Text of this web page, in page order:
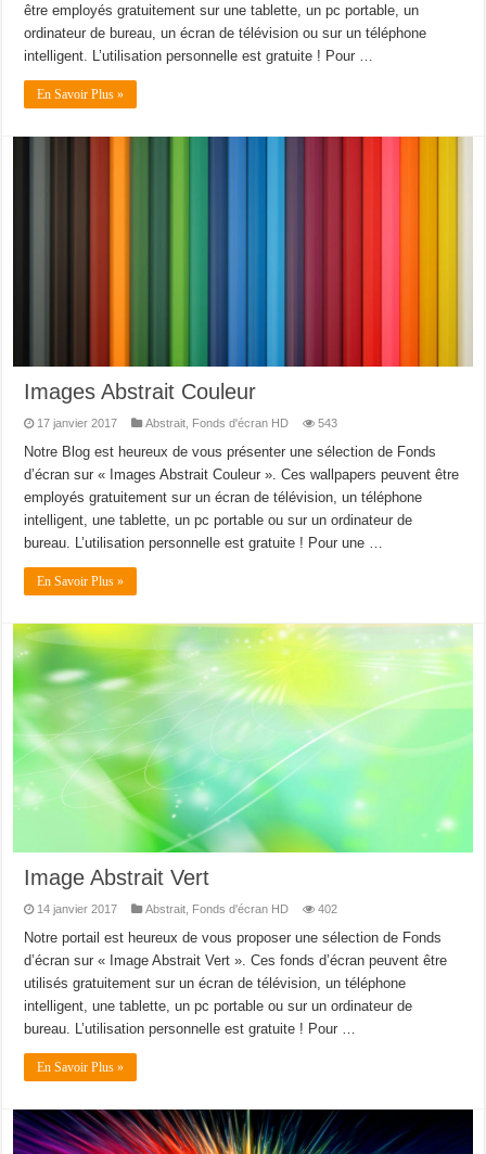
être employés gratuitement sur une tablette, un pc portable, un
ordinateur de bureau, un écran de télévision ou sur un téléphone
intelligent. L’utilisation personnelle est gratuite ! Pour …
En Savoir Plus »
Images Abstrait Couleur
17 janvier 2017 Abstrait Fonds d'écran HD 543
Notre Blog est heureux de vous présenter une sélection de Fonds
d’écran sur « Images Abstrait Couleur ». Ces wallpapers peuvent être
employés gratuitement sur un écran de télévision, un téléphone
intelligent, une tablette, un pc portable ou sur un ordinateur de
bureau. L’utilisation personnelle est gratuite ! Pour une …
En Savoir Plus »
Image Abstrait Vert
14 janvier 2017 Abstrait Fonds d'écran HD 402
Notre portail est heureux de vous proposer une sélection de Fonds
d’écran sur « Image Abstrait Vert ». Ces fonds d’écran peuvent être
utilisés gratuitement sur un écran de télévision, un téléphone
intelligent, une tablette, un pc portable ou sur un ordinateur de
bureau. L’utilisation personnelle est gratuite ! Pour …
En Savoir Plus »